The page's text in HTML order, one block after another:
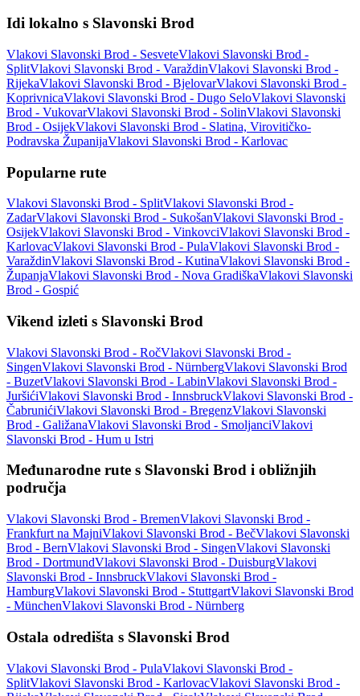
Idi lokalno s Slavonski Brod
Vlakovi Slavonski Brod - SesveteVlakovi Slavonski Brod -
SplitVlakovi Slavonski Brod - VaraždinVlakovi Slavonski Brod -
RijekaVlakovi Slavonski Brod - BjelovarVlakovi Slavonski Brod -
KoprivnicaVlakovi Slavonski Brod - Dugo SeloVlakovi Slavonski
Brod - VukovarVlakovi Slavonski Brod - SolinVlakovi Slavonski
Brod - OsijekVlakovi Slavonski Brod - Slatina, Virovitičko-
Podravska ŽupanijaVlakovi Slavonski Brod - Karlovac
Popularne rute
Vlakovi Slavonski Brod - SplitVlakovi Slavonski Brod -
ZadarVlakovi Slavonski Brod - SukošanVlakovi Slavonski Brod -
OsijekVlakovi Slavonski Brod - VinkovciVlakovi Slavonski Brod -
KarlovacVlakovi Slavonski Brod - PulaVlakovi Slavonski Brod -
VaraždinVlakovi Slavonski Brod - KutinaVlakovi Slavonski Brod -
ŽupanjaVlakovi Slavonski Brod - Nova GradiškaVlakovi Slavonski
Brod - Gospić
Vikend izleti s Slavonski Brod
Vlakovi Slavonski Brod - RočVlakovi Slavonski Brod -
SingenVlakovi Slavonski Brod - NürnbergVlakovi Slavonski Brod
- BuzetVlakovi Slavonski Brod - LabinVlakovi Slavonski Brod -
JuršićiVlakovi Slavonski Brod - InnsbruckVlakovi Slavonski Brod -
ČabrunićiVlakovi Slavonski Brod - BregenzVlakovi Slavonski
Brod - GaližanaVlakovi Slavonski Brod - SmoljanciVlakovi
Slavonski Brod - Hum u Istri
Međunarodne rute s Slavonski Brod i obližnjih
područja
Vlakovi Slavonski Brod - BremenVlakovi Slavonski Brod -
Frankfurt na MajniVlakovi Slavonski Brod - BečVlakovi Slavonski
Brod - BernVlakovi Slavonski Brod - SingenVlakovi Slavonski
Brod - DortmundVlakovi Slavonski Brod - DuisburgVlakovi
Slavonski Brod - InnsbruckVlakovi Slavonski Brod -
HamburgVlakovi Slavonski Brod - StuttgartVlakovi Slavonski Brod
- MünchenVlakovi Slavonski Brod - Nürnberg
Ostala odredišta s Slavonski Brod
Vlakovi Slavonski Brod - PulaVlakovi Slavonski Brod -
SplitVlakovi Slavonski Brod - KarlovacVlakovi Slavonski Brod -